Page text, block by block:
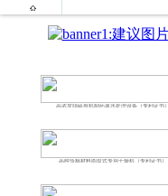

高浓度脱硫有机制药废水处理设备（专利证书）
高纯负极材料圆盘式专用干燥机（专利证书）